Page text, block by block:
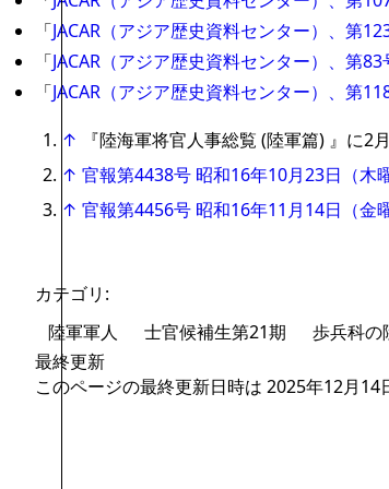
「JACAR（アジア歴史資料センター）、第
「JACAR（アジア歴史資料センター）、第
「JACAR（アジア歴史資料センター）、第
↑
『陸海軍将官人事総覧 (陸軍篇) 』に2
↑ 官報第4438号 昭和16年10月23日（木
↑ 官報第4456号 昭和16年11月14日（金
カテゴリ :
陸軍軍人
士官候補生第21期 歩兵科の
最終更新
このページの最終更新日時は 2025年12月14